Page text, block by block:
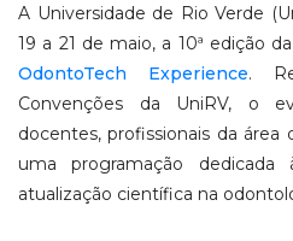
A Universidade de Rio Verde
19 a 21 de maio, a 10ª edição
OdontoTech Experience.
Convenções da UniRV, o
docentes, profissionais da área
uma programação
atualização científica na